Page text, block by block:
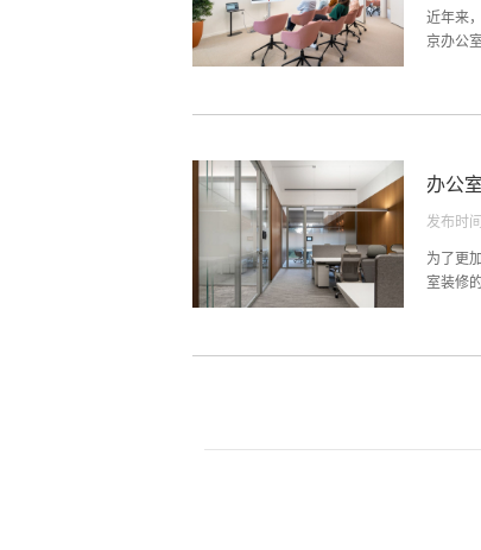
出其使
好的办
近年来
京办公
原因在
要束手
们带来
司北京
具有别
办公
为了更
室装修
隔断，
内每个
私密。
璃隔断
发布时